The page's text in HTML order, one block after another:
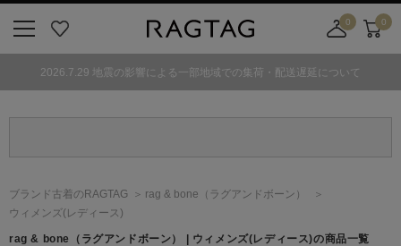
気
0
舗
カ
0
2026.7.29 地震の影響による一部地域での集荷・配送遅延について
ブランド古着のRAGTAG rag & bone （ラグアンドボーン）
ウィメンズ(レディース)
rag & bone （ラグアンドボーン） | ウィメンズ(レディース)の商品一覧